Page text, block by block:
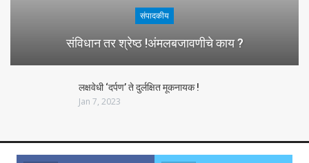
संपादकीय
संविधान तर श्रेष्ठ !अंमलबजावणीचे काय ?
लक्षवेधी ‘दर्पण’ ते दुर्लक्षित मूकनायक !
Jan 7, 2023